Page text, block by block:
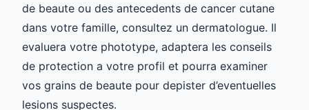
de beaute ou des antecedents de cancer cutane
dans votre famille, consultez un dermatologue. Il
evaluera votre phototype, adaptera les conseils
de protection a votre profil et pourra examiner
vos grains de beaute pour depister d’eventuelles
lesions suspectes.